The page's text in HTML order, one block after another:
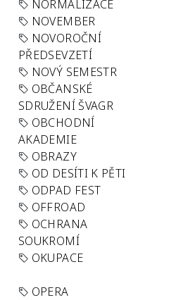
NORMALIZACE
NOVEMBER
NOVOROČNÍ
PŘEDSEVZETÍ
NOVÝ SEMESTR
OBČANSKÉ
SDRUŽENÍ ŠVAGR
OBCHODNÍ
AKADEMIE
OBRAZY
OD DESÍTI K PĚTI
ODPAD FEST
OFFROAD
OCHRANA
SOUKROMÍ
OKUPACE
OPERA